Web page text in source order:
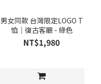
男女同款 台灣限定LOGO T
恤｜復古客廳 - 綠色
NT$1,980